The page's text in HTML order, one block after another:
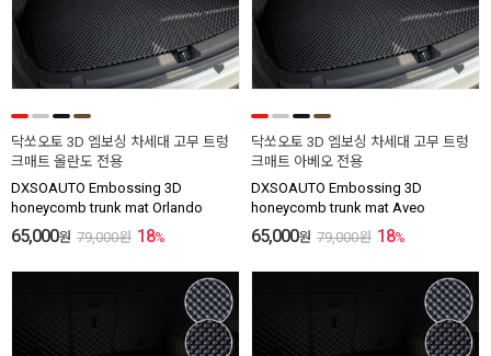
닥쏘오토 3D 엠보싱 차세대 고무 트렁
크매트 올란도 전용
DXSOAUTO Embossing 3D
honeycomb trunk mat Orlando
65,000원 79,000원 18%
닥쏘오토 3D 엠보싱 차세대 고무 트렁
크매트 아베오 전용
DXSOAUTO Embossing 3D
honeycomb trunk mat Aveo
65,000원 79,000원 18%